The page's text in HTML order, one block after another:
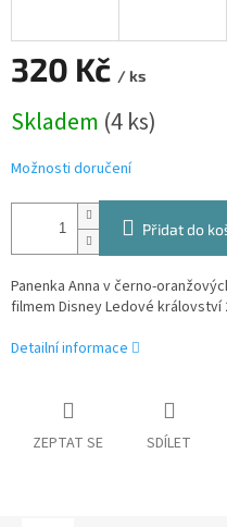
320 Kč / ks
cena:
Skladem (4 ks)
Možnosti doručení
Přidat do
Panenka Anna v černo-
filmem Disney Ledové království
Detailní informace
ZEPTAT SE SDÍLET